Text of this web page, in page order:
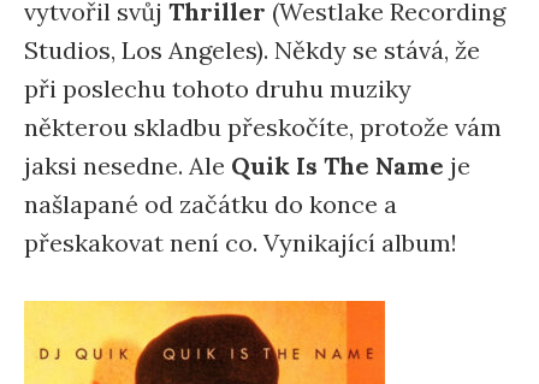
vytvořil svůj Thriller (Westlake Recording
Studios, Los Angeles). Někdy se stává, že
při poslechu tohoto druhu muziky
některou skladbu přeskočíte, protože vám
jaksi nesedne. Ale Quik Is The Name je
našlapané od začátku do konce a
přeskakovat není co. Vynikající album!